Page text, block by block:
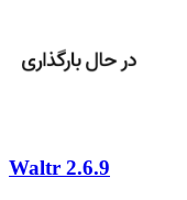
Waltr 2.6.9